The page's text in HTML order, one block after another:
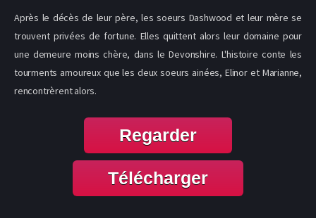
Après le décès de leur père, les soeurs Dashwood et leur mère se
trouvent privées de fortune. Elles quittent alors leur domaine pour
une demeure moins chère, dans le Devonshire. L'histoire conte les
tourments amoureux que les deux soeurs ainées, Elinor et Marianne,
rencontrèrent alors.
Regarder
Télécharger